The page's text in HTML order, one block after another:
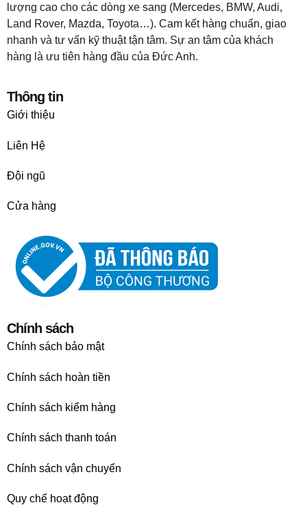
lượng cao cho các dòng xe sang (Mercedes, BMW, Audi,
Land Rover, Mazda, Toyota…). Cam kết hàng chuẩn, giao
nhanh và tư vấn kỹ thuật tận tâm. Sự an tâm của khách
hàng là ưu tiên hàng đầu của Đức Anh.
Thông tin
Giới thiệu
Liên Hệ
Đội ngũ
Cửa hàng
Chính sách
Chính sách bảo mật
Chính sách hoàn tiền
Chính sách kiểm hàng
Chính sách thanh toán
Chính sách vận chuyển
Quy chế hoạt động